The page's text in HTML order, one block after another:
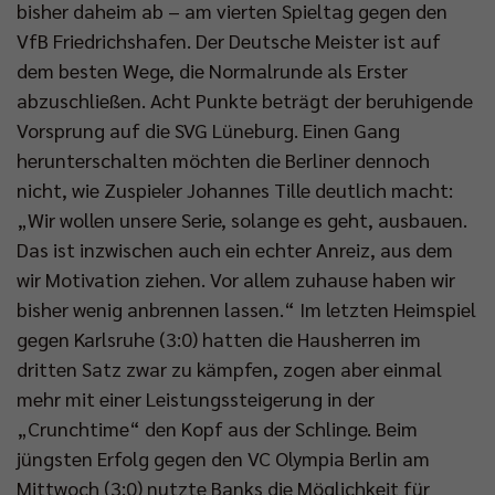
bisher daheim ab – am vierten Spieltag gegen den
VfB Friedrichshafen. Der Deutsche Meister ist auf
dem besten Wege, die Normalrunde als Erster
abzuschließen. Acht Punkte beträgt der beruhigende
Vorsprung auf die SVG Lüneburg. Einen Gang
herunterschalten möchten die Berliner dennoch
nicht, wie Zuspieler Johannes Tille deutlich macht:
„Wir wollen unsere Serie, solange es geht, ausbauen.
Das ist inzwischen auch ein echter Anreiz, aus dem
wir Motivation ziehen. Vor allem zuhause haben wir
bisher wenig anbrennen lassen.“ Im letzten Heimspiel
gegen Karlsruhe (3:0) hatten die Hausherren im
dritten Satz zwar zu kämpfen, zogen aber einmal
mehr mit einer Leistungssteigerung in der
„Crunchtime“ den Kopf aus der Schlinge. Beim
jüngsten Erfolg gegen den VC Olympia Berlin am
Mittwoch (3:0) nutzte Banks die Möglichkeit für